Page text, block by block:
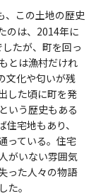
、この土地の歴史
のは、2014年に
たが、町を回っ
とは漁村だけれ
文化や匂いが残
した頃に町を発
いう歴史もある
宅地もあり、
っている。住宅
がいない雰囲気
った人々の物語
た。